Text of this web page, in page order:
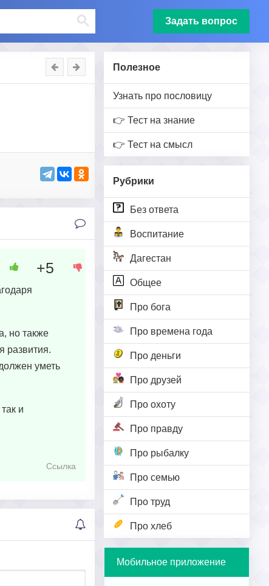
Задать вопрос
Полезное
Узнать про пословицу
👉 Тест на знание
👉 Тест на смысл
Рубрики
Без ответа
Воспитание
Дагестан
Общее
Про бога
Про времена года
Про деньги
Про друзей
Про охоту
Про правду
Про рыбалку
Про семью
Про труд
Про хлеб
Мобильное приложение
но также
развития.
уметь
и
+5
Ссылка